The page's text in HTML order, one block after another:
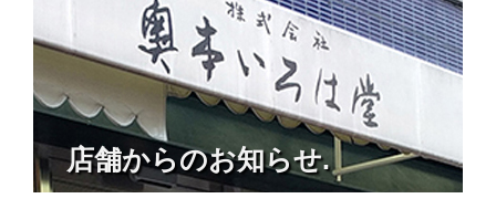
店舗からのお知らせ.